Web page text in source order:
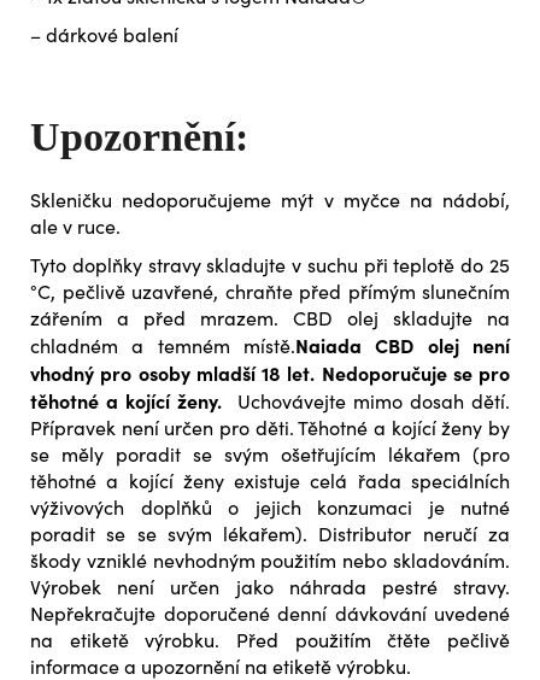
– dárkové balení
Upozornění:
Skleničku nedoporučujeme mýt v myčce na nádobí,
ale v ruce.
Tyto doplňky stravy skladujte v suchu při teplotě do 25
°C, pečlivě uzavřené, chraňte před přímým slunečním
zářením a před mrazem. CBD olej skladujte na
chladném a temném místě.Naiada CBD olej není
vhodný pro osoby mladší 18 let. Nedoporučuje se pro
těhotné a kojící ženy. Uchovávejte mimo dosah dětí.
Přípravek není určen pro děti. Těhotné a kojící ženy by
se měly poradit se svým ošetřujícím lékařem (pro
těhotné a kojící ženy existuje celá řada speciálních
výživových doplňků o jejich konzumaci je nutné
poradit se se svým lékařem). Distributor neručí za
škody vzniklé nevhodným použitím nebo skladováním.
Výrobek není určen jako náhrada pestré stravy.
Nepřekračujte doporučené denní dávkování uvedené
na etiketě výrobku. Před použitím čtěte pečlivě
informace a upozornění na etiketě výrobku.